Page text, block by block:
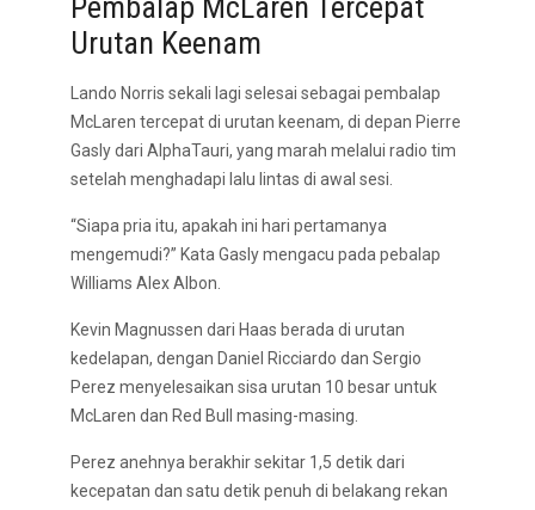
Pembalap McLaren Tercepat
Urutan Keenam
Lando Norris sekali lagi selesai sebagai pembalap
McLaren tercepat di urutan keenam, di depan Pierre
Gasly dari AlphaTauri, yang marah melalui radio tim
setelah menghadapi lalu lintas di awal sesi.
“Siapa pria itu, apakah ini hari pertamanya
mengemudi?” Kata Gasly mengacu pada pebalap
Williams Alex Albon.
Kevin Magnussen dari Haas berada di urutan
kedelapan, dengan Daniel Ricciardo dan Sergio
Perez menyelesaikan sisa urutan 10 besar untuk
McLaren dan Red Bull masing-masing.
Perez anehnya berakhir sekitar 1,5 detik dari
kecepatan dan satu detik penuh di belakang rekan